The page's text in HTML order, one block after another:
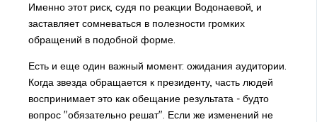
Именно этот риск, судя по реакции Водонаевой, и
заставляет сомневаться в полезности громких
обращений в подобной форме.
Есть и еще один важный момент: ожидания аудитории.
Когда звезда обращается к президенту, часть людей
воспринимает это как обещание результата - будто
вопрос "обязательно решат". Если же изменений не